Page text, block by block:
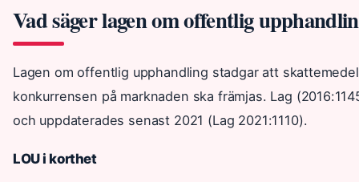
Vad säger lagen om offentlig
Lagen om offentlig upphandling stadgar att
konkurrensen på marknaden ska främjas. Lag
och uppdaterades senast 2021 (Lag 2021:1110).
LOU i korthet